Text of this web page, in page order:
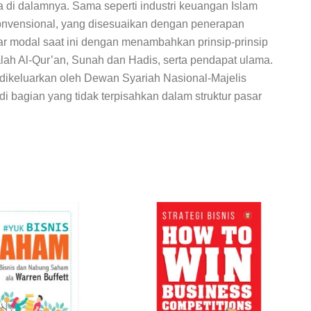
di dalamnya. Sama seperti industri keuangan Islam
yang disesuaikan dengan penerapan
modal saat ini dengan menambahkan prinsip-prinsip
Al-Qur’an, Sunah dan Hadis, serta pendapat ulama.
oleh Dewan Syariah Nasional-Majelis
bagian yang tidak terpisahkan dalam struktur pasar